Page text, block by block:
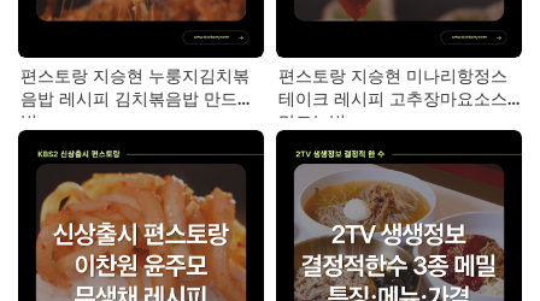
편스토랑 지승현 누룽지김치볶
음밥 레시피 김치볶음밥 만드는
법
편스토랑 지승현 미나리항정스
테이크 레시피 고추장마요소스
만드는법